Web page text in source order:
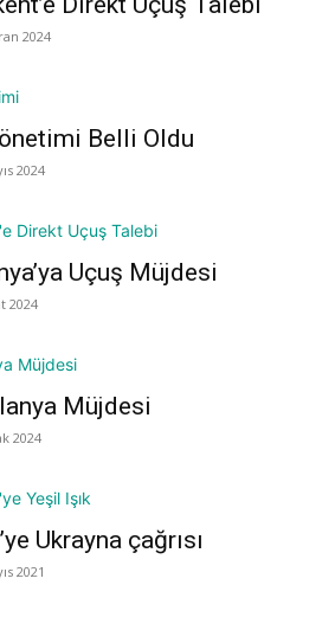
2024
Belli Oldu
2024
Uçuş Müjdesi
2024
Müjdesi
2024
Ukrayna çağrısı
2021